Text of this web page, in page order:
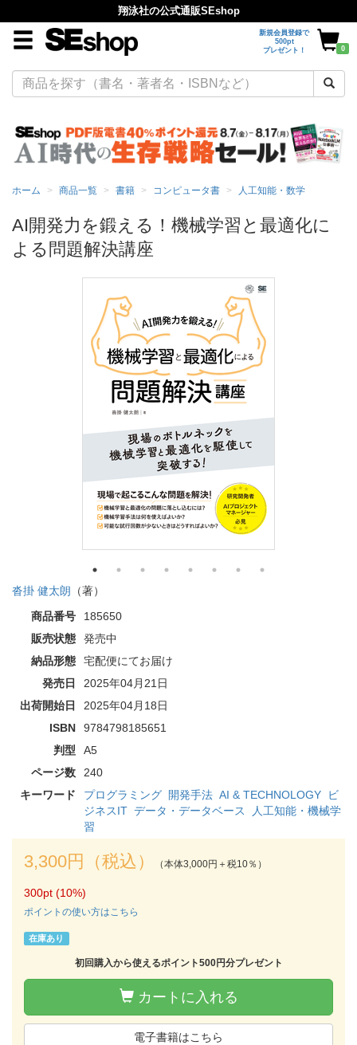
翔泳社の公式通販SEshop
新規会員登録で
500pt
プレゼント！
0
ホーム 商品一覧 書籍 コンピュータ書 人工知能・数学
AI開発力を鍛える！機械学習と最適化に
よる問題解決講座
沓掛 健太朗 （著）
商品番号
185650
販売状態
発売中
納品形態
宅配便にてお届け
発売日
2025年04月21日
出荷開始日
2025年04月18日
ISBN
9784798185651
判型
A5
ページ数
240
キーワード
プログラミング 開発手法 AI & TECHNOLOGY
ビ
ジネスIT データ・データベース
人工知能・機械学
習
3,300円（税込） （本体3,000円＋税10％）
300pt (10%)
ポイントの使い方はこちら
在庫あり
初回購入から使えるポイント500円分プレゼント
カートに入れる
電子書籍はこちら